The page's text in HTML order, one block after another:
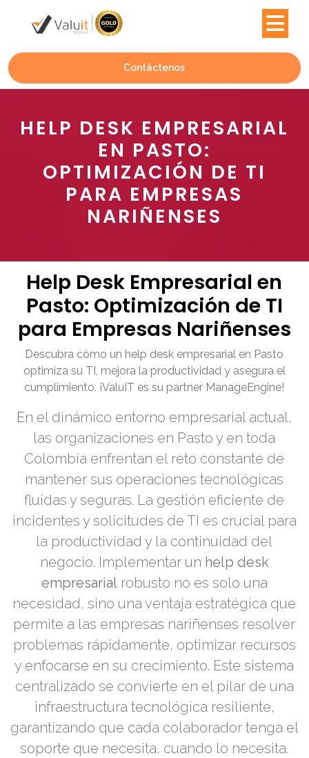
Contáctenos
HELP DESK EMPRESARIAL
EN PASTO:
OPTIMIZACIÓN DE TI
PARA EMPRESAS
NARIÑENSES
Help Desk Empresarial en
Pasto: Optimización de TI
para Empresas Nariñenses
Descubra cómo un help desk empresarial en Pasto
optimiza su TI, mejora la productividad y asegura el
cumplimiento. ¡ValuIT es su partner ManageEngine!
En el dinámico entorno empresarial actual,
las organizaciones en Pasto y en toda
Colombia enfrentan el reto constante de
mantener sus operaciones tecnológicas
fluidas y seguras. La gestión eficiente de
incidentes y solicitudes de TI es crucial para
la productividad y la continuidad del
negocio. Implementar un help desk
empresarial robusto no es solo una
necesidad, sino una ventaja estratégica que
permite a las empresas nariñenses resolver
problemas rápidamente, optimizar recursos
y enfocarse en su crecimiento. Este sistema
centralizado se convierte en el pilar de una
infraestructura tecnológica resiliente,
garantizando que cada colaborador tenga el
soporte que necesita, cuando lo necesita.